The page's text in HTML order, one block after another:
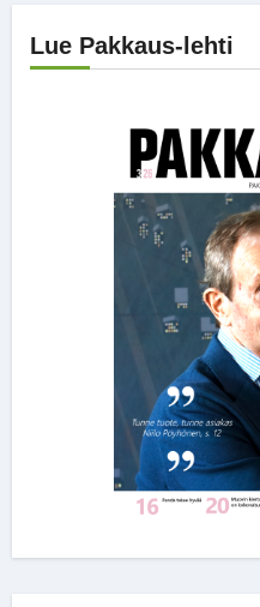
Lue Pakkaus-lehti